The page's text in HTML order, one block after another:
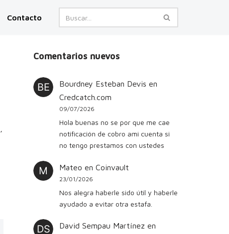
Contacto
Comentarios nuevos
Bourdney Esteban Devis en
Credcatch.com
09/07/2026
Hola buenas no se por que me cae
notificación de cobro ami cuenta si
no tengo prestamos con ustedes
Mateo en Coinvault
23/01/2026
Nos alegra haberle sido útil y haberle
ayudado a evitar otra estafa.
David Sempau Martínez en